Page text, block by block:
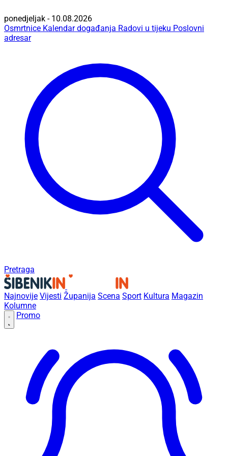
ponedjeljak - 10.08.2026
Osmrtnice Kalendar događanja Radovi u tijeku Poslovni
adresar
Pretraga
Najnovije Vijesti Županija Scena Sport Kultura Magazin
Kolumne
Promo